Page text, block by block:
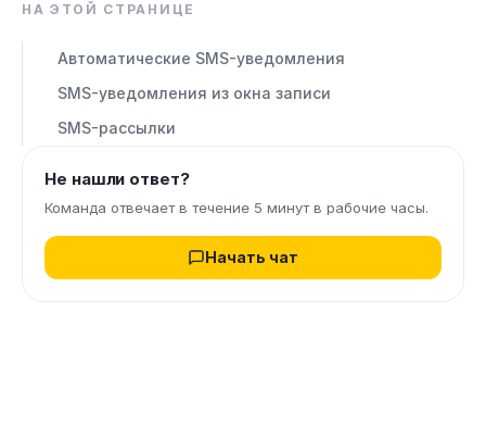
НА ЭТОЙ СТРАНИЦЕ
Автоматические SMS-уведомления
SMS-уведомления из окна записи
SMS-рассылки
Не нашли ответ?
Команда отвечает в течение 5 минут в рабочие часы.
Начать чат